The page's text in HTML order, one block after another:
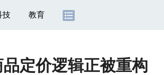
技 教育
定价逻辑正被重构